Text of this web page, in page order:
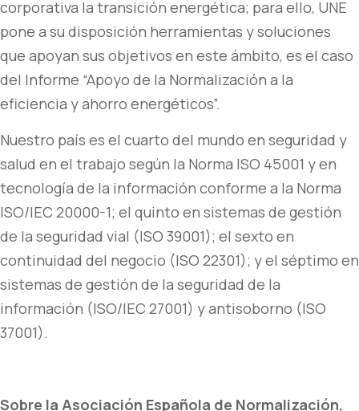
corporativa la transición energética; para ello, UNE
pone a su disposición herramientas y soluciones
que apoyan sus objetivos en este ámbito, es el caso
del Informe “Apoyo de la Normalización a la
eficiencia y ahorro energéticos”.
Nuestro país es el cuarto del mundo en seguridad y
salud en el trabajo según la Norma ISO 45001 y en
tecnología de la información conforme a la Norma
ISO/IEC 20000-1; el quinto en sistemas de gestión
de la seguridad vial (ISO 39001); el sexto en
continuidad del negocio (ISO 22301); y el séptimo en
sistemas de gestión de la seguridad de la
información (ISO/IEC 27001) y antisoborno (ISO
37001).
Sobre la Asociación Española de Normalización,